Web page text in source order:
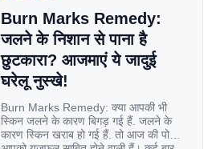
Burn Marks Remedy:
जलने के निशान से पाना है
छुटकारा? आजमाएं ये जादुई
घरेलू नुस्खे!
Burn Marks Remedy: क्या आपकी भी
स्किन जलने के कारण बिगड़ गई हैं. जलने के
कारण स्किन खराब हो गई हैं. तो आज की पोस्ट